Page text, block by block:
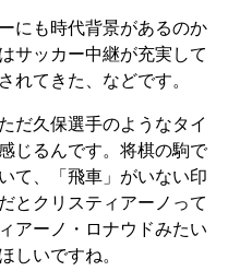
にも時代背景があるのか
サッカー中継が充実して
れてきた、などです。
だ久保選手のようなタイ
じるんです。将棋の駒で
て、「飛車」がいない印
とクリスティアーノって
アーノ・ロナウドみたい
しいですね。